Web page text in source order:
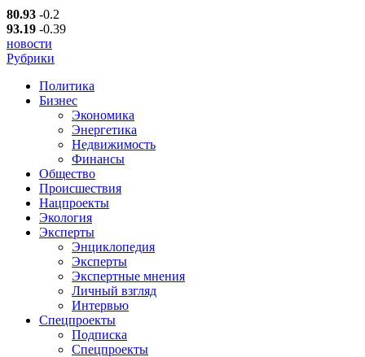
80.93 -0.2
93.19 -0.39
новости
Рубрики
Политика
Бизнес
Экономика
Энергетика
Недвижимость
Финансы
Общество
Происшествия
Нацпроекты
Экология
Эксперты
Энциклопедия
Эксперты
Экспертные мнения
Личный взгляд
Интервью
Спецпроекты
Подписка
Спецпроекты